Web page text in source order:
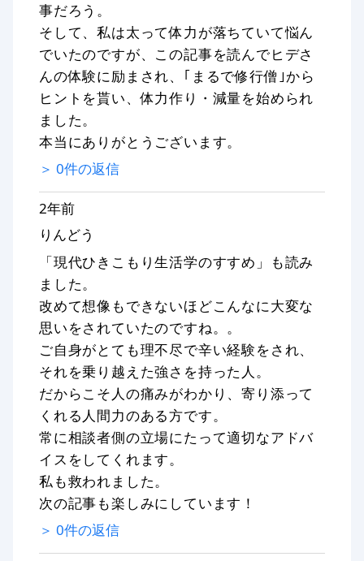
事だろう。
そして、私は太って体力が落ちていて悩ん
でいたのですが、この記事を読んでヒデさ
んの体験に励まされ、｢まるで修行僧｣から
ヒントを貰い、体力作り・減量を始められ
ました。
本当にありがとうございます。
＞ 0件の返信
2年前
りんどう
「現代ひきこもり生活学のすすめ」も読み
ました。
改めて想像もできないほどこんなに大変な
思いをされていたのですね。。
ご自身がとても理不尽で辛い経験をされ、
それを乗り越えた強さを持った人。
だからこそ人の痛みがわかり、寄り添って
くれる人間力のある方です。
常に相談者側の立場にたって適切なアドバ
イスをしてくれます。
私も救われました。
次の記事も楽しみにしています！
＞ 0件の返信